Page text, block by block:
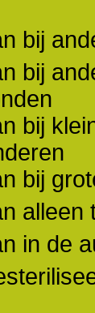
bij
bij
bij
bij
alleen
in de